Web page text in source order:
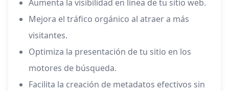
Aumenta la visibilidad en línea de tu sitio web.
Mejora el tráfico orgánico al atraer a más
visitantes.
Optimiza la presentación de tu sitio en los
motores de búsqueda.
Facilita la creación de metadatos efectivos sin